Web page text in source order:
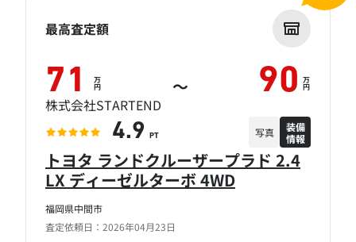
福岡県中間市
査定依頼日：2026年04月23日
トヨタ ランドクルーザープラド 2.4
LX ディーゼルターボ 4WD
最高査定額
71 万
円 ～ 90 万
円
株式会社STARTEND
4.9 PT 写真
装備
情報